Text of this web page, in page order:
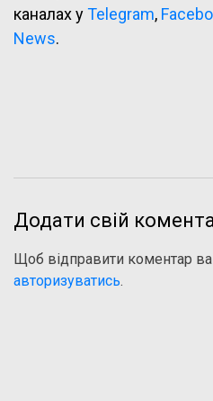
каналах уTelegram,
News.
Додати свій
Щоб відправити коментар
авторизуватись.